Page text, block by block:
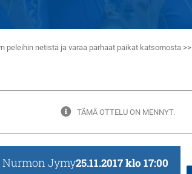
peleihin netistä ja varaa parhaat paikat katsomosta >>
TÄMÄ OTTELU ON MENNYT.
Nurmon Jymy25.11.2017 klo 17:00